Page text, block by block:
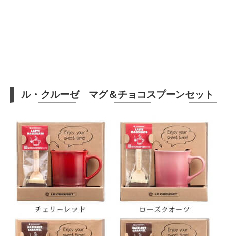
ル・クルーゼ マグ＆チョコスプーンセット